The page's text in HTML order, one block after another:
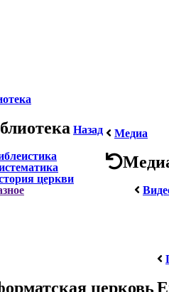
Назад
церкви
Медиа
церковь